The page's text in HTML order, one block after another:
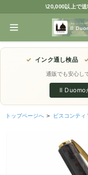
\20,000以上で
✓ インク通し検品
通販でも安心し
Il Duomo
トップページへ > ビスコンティ